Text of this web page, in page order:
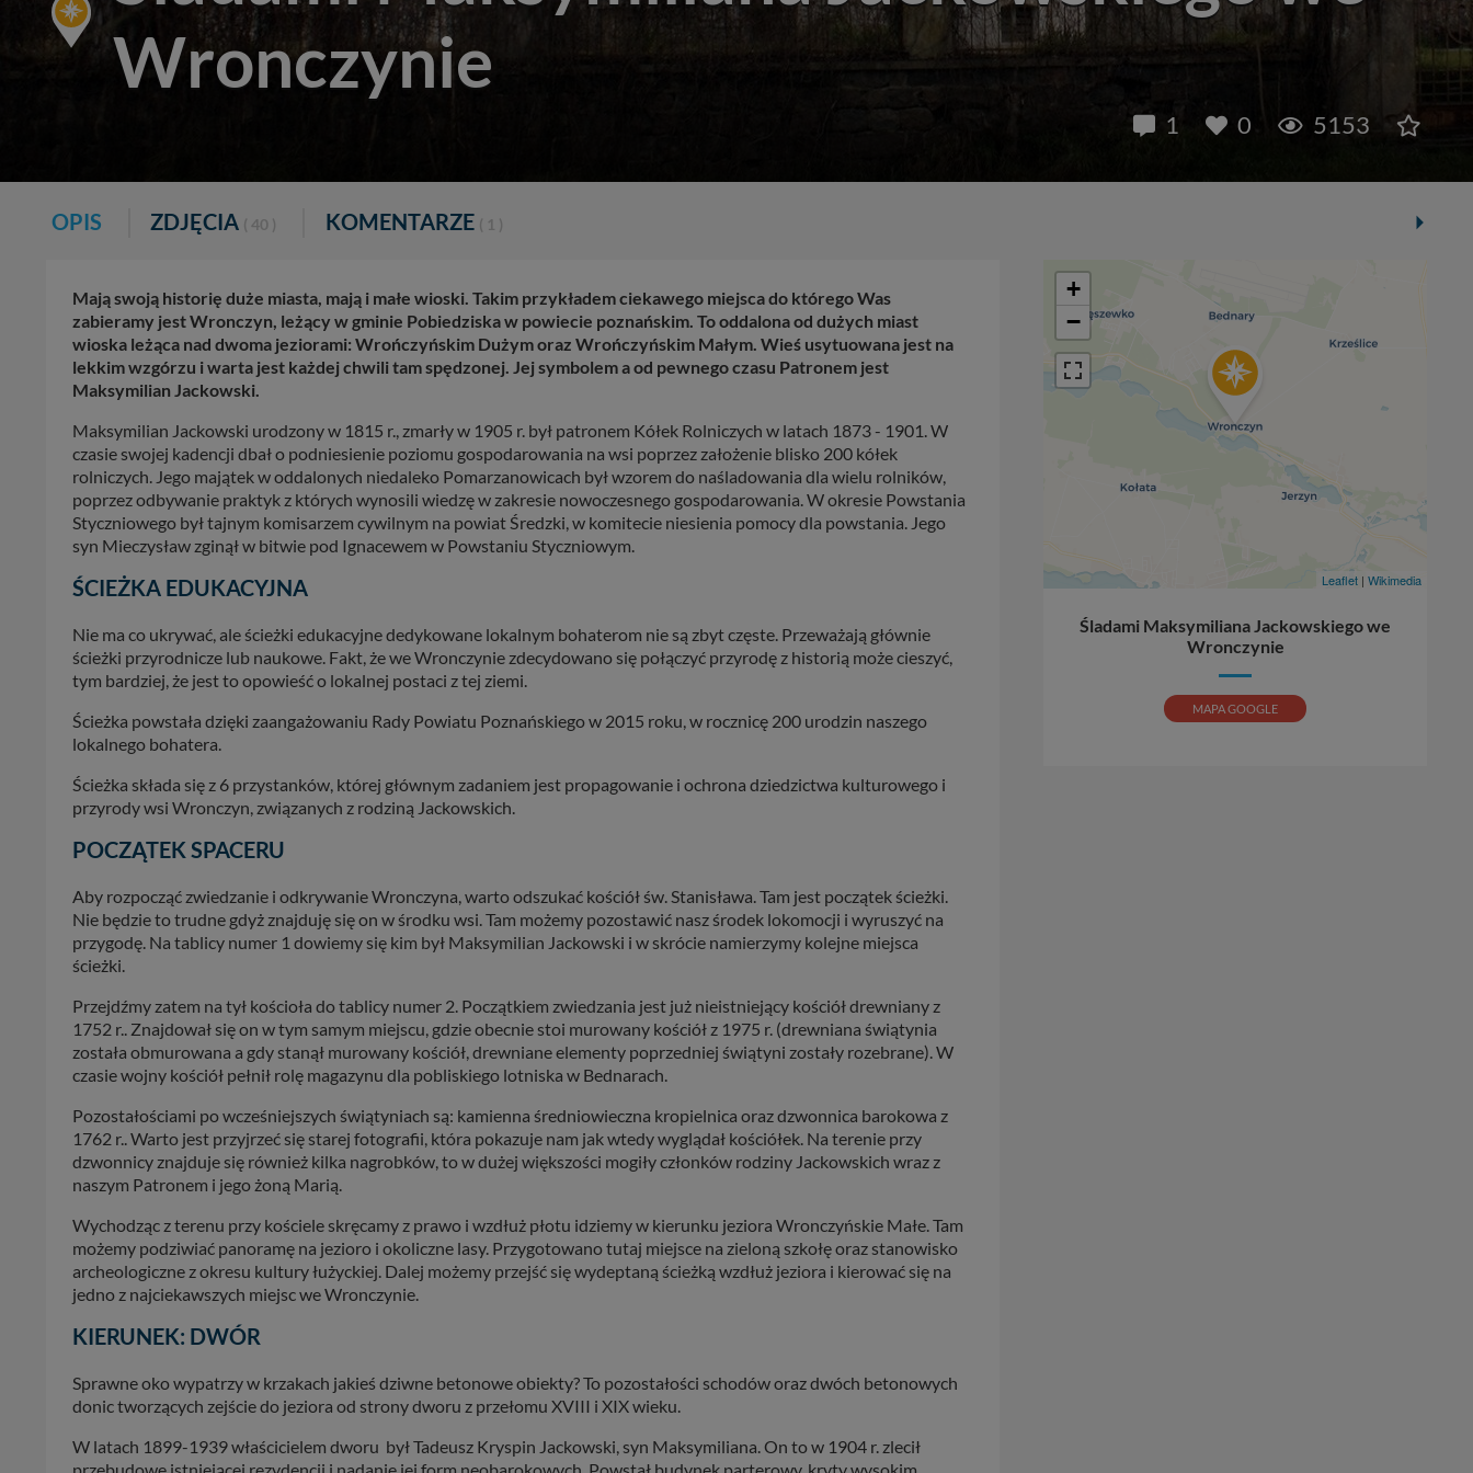
Wronczynie
1 0 5153
OPIS ZDJĘCIA ( 40 ) KOMENTARZE ( 1 )
Mają swoją historię duże miasta, mają i małe wioski. Takim przykładem ciekawego miejsca do którego Was
zabieramy jest Wronczyn, leżący w gminie Pobiedziska w powiecie poznańskim. To oddalona od dużych miast
wioska leżąca nad dwoma jeziorami: Wrończyńskim Dużym oraz Wrończyńskim Małym. Wieś usytuowana jest na
lekkim wzgórzu i warta jest każdej chwili tam spędzonej. Jej symbolem a od pewnego czasu Patronem jest
Maksymilian Jackowski.
Maksymilian Jackowski urodzony w 1815 r., zmarły w 1905 r. był patronem Kółek Rolniczych w latach 1873 - 1901. W
czasie swojej kadencji dbał o podniesienie poziomu gospodarowania na wsi poprzez założenie blisko 200 kółek
rolniczych. Jego majątek w oddalonych niedaleko Pomarzanowicach był wzorem do naśladowania dla wielu rolników,
poprzez odbywanie praktyk z których wynosili wiedzę w zakresie nowoczesnego gospodarowania. W okresie Powstania
Styczniowego był tajnym komisarzem cywilnym na powiat Średzki, w komitecie niesienia pomocy dla powstania. Jego
syn Mieczysław zginął w bitwie pod Ignacewem w Powstaniu Styczniowym.
ŚCIEŻKA EDUKACYJNA
Nie ma co ukrywać, ale ścieżki edukacyjne dedykowane lokalnym bohaterom nie są zbyt częste. Przeważają głównie
ścieżki przyrodnicze lub naukowe. Fakt, że we Wronczynie zdecydowano się połączyć przyrodę z historią może cieszyć,
tym bardziej, że jest to opowieść o lokalnej postaci z tej ziemi.
Ścieżka powstała dzięki zaangażowaniu Rady Powiatu Poznańskiego w 2015 roku, w rocznicę 200 urodzin naszego
lokalnego bohatera.
Ścieżka składa się z 6 przystanków, której głównym zadaniem jest propagowanie i ochrona dziedzictwa kulturowego i
przyrody wsi Wronczyn, związanych z rodziną Jackowskich.
POCZĄTEK SPACERU
Aby rozpocząć zwiedzanie i odkrywanie Wronczyna, warto odszukać kościół św. Stanisława. Tam jest początek ścieżki.
Nie będzie to trudne gdyż znajduję się on w środku wsi. Tam możemy pozostawić nasz środek lokomocji i wyruszyć na
przygodę. Na tablicy numer 1 dowiemy się kim był Maksymilian Jackowski i w skrócie namierzymy kolejne miejsca
ścieżki.
Przejdźmy zatem na tył kościoła do tablicy numer 2. Początkiem zwiedzania jest już nieistniejący kościół drewniany z
1752 r.. Znajdował się on w tym samym miejscu, gdzie obecnie stoi murowany kościół z 1975 r. (drewniana świątynia
została obmurowana a gdy stanął murowany kościół, drewniane elementy poprzedniej świątyni zostały rozebrane). W
czasie wojny kościół pełnił rolę magazynu dla pobliskiego lotniska w Bednarach.
Pozostałościami po wcześniejszych świątyniach są: kamienna średniowieczna kropielnica oraz dzwonnica barokowa z
1762 r.. Warto jest przyjrzeć się starej fotografii, która pokazuje nam jak wtedy wyglądał kościółek. Na terenie przy
dzwonnicy znajduje się również kilka nagrobków, to w dużej większości mogiły członków rodziny Jackowskich wraz z
naszym Patronem i jego żoną Marią.
Wychodząc z terenu przy kościele skręcamy z prawo i wzdłuż płotu idziemy w kierunku jeziora Wronczyńskie Małe. Tam
możemy podziwiać panoramę na jezioro i okoliczne lasy. Przygotowano tutaj miejsce na zieloną szkołę oraz stanowisko
archeologiczne z okresu kultury łużyckiej. Dalej możemy przejść się wydeptaną ścieżką wzdłuż jeziora i kierować się na
jedno z najciekawszych miejsc we Wronczynie.
KIERUNEK: DWÓR
Sprawne oko wypatrzy w krzakach jakieś dziwne betonowe obiekty? To pozostałości schodów oraz dwóch betonowych
donic tworzących zejście do jeziora od strony dworu z przełomu XVIII i XIX wieku.
W latach 1899-1939 właścicielem dworu był Tadeusz Kryspin Jackowski, syn Maksymiliana. On to w 1904 r. zlecił
+
−
Leaflet | Wikimedia
Śladami Maksymiliana Jackowskiego we
Wronczynie
MAPA GOOGLE